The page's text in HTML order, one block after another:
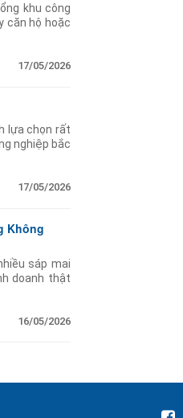
khu công
căn hộ hoặc
17/05/2026
lựa chọn rất
nghiệp bắc
17/05/2026
Không
sáp mai
doanh thật
16/05/2026